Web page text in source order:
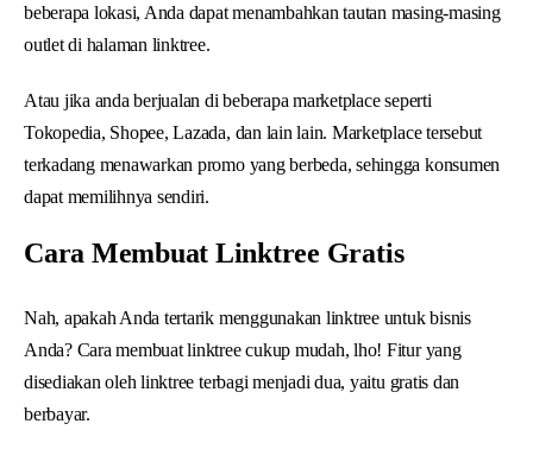
beberapa lokasi, Anda dapat menambahkan tautan masing-masing
outlet di halaman linktree.
Atau jika anda berjualan di beberapa marketplace seperti
Tokopedia, Shopee, Lazada, dan lain lain. Marketplace tersebut
terkadang menawarkan promo yang berbeda, sehingga konsumen
dapat memilihnya sendiri.
Cara Membuat Linktree Gratis
Nah, apakah Anda tertarik menggunakan linktree untuk bisnis
Anda? Cara membuat linktree cukup mudah, lho! Fitur yang
disediakan oleh linktree terbagi menjadi dua, yaitu gratis dan
berbayar.